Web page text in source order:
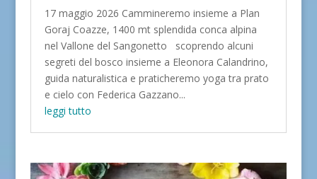
17 maggio 2026 Cammineremo insieme a Plan
Goraj Coazze, 1400 mt splendida conca alpina
nel Vallone del Sangonetto scoprendo alcuni
segreti del bosco insieme a Eleonora Calandrino,
guida naturalistica e praticheremo yoga tra prato
e cielo con Federica Gazzano...
leggi tutto